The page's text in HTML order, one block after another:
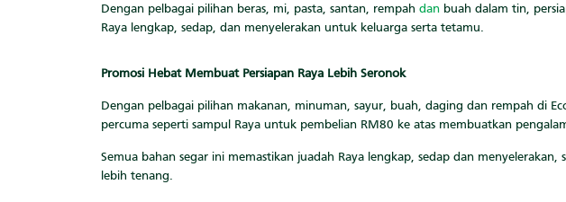
Dengan pelbagai pilihan beras, mi, pasta, santan, rempahdan buah dalam tin,
Raya lengkap, sedap, dan menyelerakan untuk keluarga serta tetamu.
Promosi Hebat Membuat Persiapan Raya Lebih Seronok
Dengan pelbagai pilihan makanan, minuman, sayur, buah, daging dan rempah di
percuma seperti sampul Raya untuk pembelian RM80 ke atas membuatkan
Semua bahan segar ini memastikan juadah Raya lengkap, sedap dan
lebih tenang.